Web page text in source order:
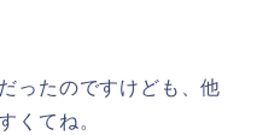
ったのですけども、他
くてね。